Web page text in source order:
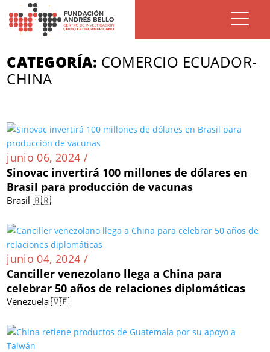
CATEGORÍA: COMERCIO ECUADOR-
CHINA
junio 06, 2024 /
Sinovac invertirá 100 millones de dólares en
Brasil para producción de vacunas
Brasil 🇧🇷
junio 04, 2024 /
Canciller venezolano llega a China para
celebrar 50 años de relaciones diplomáticas
Venezuela 🇻🇪